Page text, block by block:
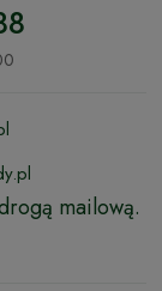
mailową.